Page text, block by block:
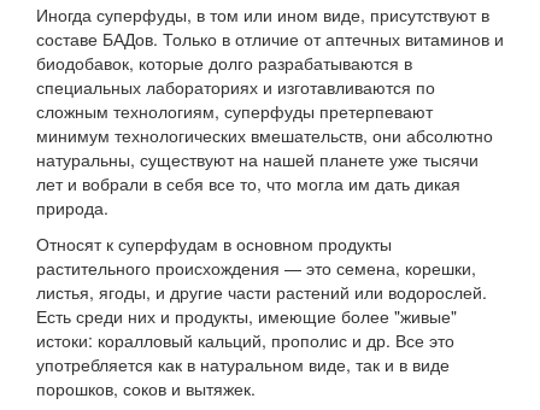
Иногда суперфуды, в том или ином виде, присутствуют в
составе БАДов. Только в отличие от аптечных витаминов и
биодобавок, которые долго разрабатываются в
специальных лабораториях и изготавливаются по
сложным технологиям, суперфуды претерпевают
минимум технологических вмешательств, они абсолютно
натуральны, существуют на нашей планете уже тысячи
лет и вобрали в себя все то, что могла им дать дикая
природа.
Относят к суперфудам в основном продукты
растительного происхождения — это семена, корешки,
листья, ягоды, и другие части растений или водорослей.
Есть среди них и продукты, имеющие более "живые"
истоки: коралловый кальций, прополис и др. Все это
употребляется как в натуральном виде, так и в виде
порошков, соков и вытяжек.